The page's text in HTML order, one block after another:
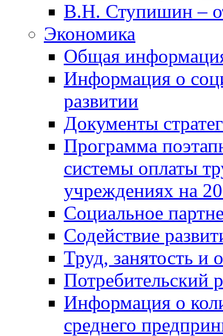
В.Н. Ступишин –
Экономика
Общая
Информация о
развитии
Документы
Программа
системы оплаты
учреждениях на
Социальное
Содействие
Труд, занятость и
Потребительский
Информация о
среднего